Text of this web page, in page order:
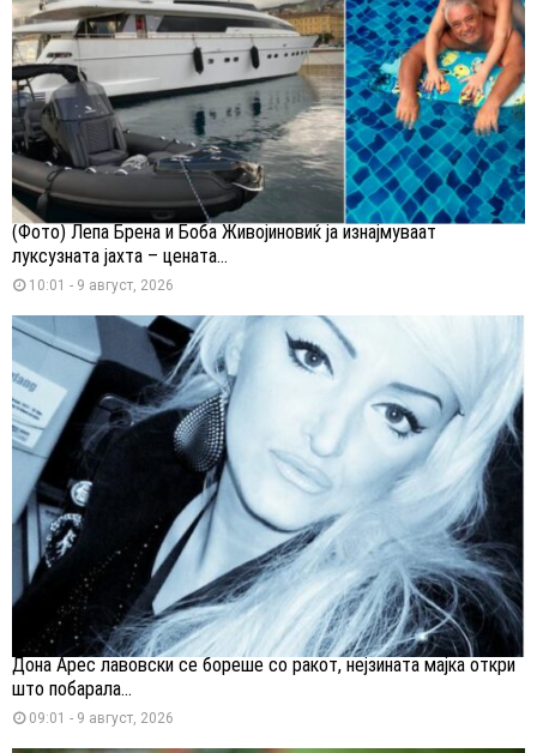
(Фото) Лепа Брена и Боба Живојиновиќ ја изнајмуваат
луксузната јахта – цената...
10:01 - 9 август, 2026
Дона Арес лавовски се бореше со ракот, нејзината мајка откри
што побарала...
09:01 - 9 август, 2026